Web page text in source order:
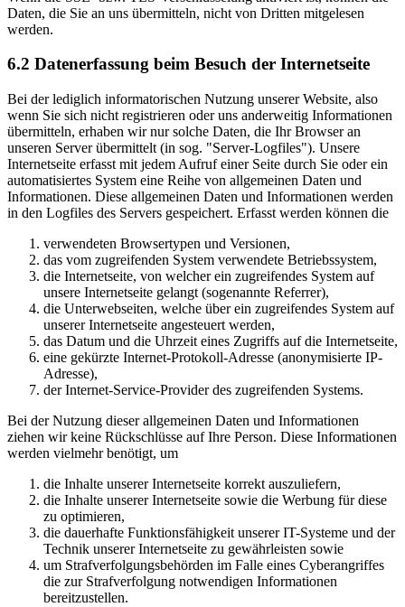
Daten, die Sie an uns übermitteln, nicht von Dritten mitgelesen
werden.
6.2 Datenerfassung beim Besuch der Internetseite
Bei der lediglich informatorischen Nutzung unserer Website, also
wenn Sie sich nicht registrieren oder uns anderweitig Informationen
übermitteln, erhaben wir nur solche Daten, die Ihr Browser an
unseren Server übermittelt (in sog. "Server-Logfiles"). Unsere
Internetseite erfasst mit jedem Aufruf einer Seite durch Sie oder ein
automatisiertes System eine Reihe von allgemeinen Daten und
Informationen. Diese allgemeinen Daten und Informationen werden
in den Logfiles des Servers gespeichert. Erfasst werden können die
verwendeten Browsertypen und Versionen,
das vom zugreifenden System verwendete Betriebssystem,
die Internetseite, von welcher ein zugreifendes System auf
unsere Internetseite gelangt (sogenannte Referrer),
die Unterwebseiten, welche über ein zugreifendes System auf
unserer Internetseite angesteuert werden,
das Datum und die Uhrzeit eines Zugriffs auf die Internetseite,
eine gekürzte Internet-Protokoll-Adresse (anonymisierte IP-
Adresse),
der Internet-Service-Provider des zugreifenden Systems.
Bei der Nutzung dieser allgemeinen Daten und Informationen
ziehen wir keine Rückschlüsse auf Ihre Person. Diese Informationen
werden vielmehr benötigt, um
die Inhalte unserer Internetseite korrekt auszuliefern,
die Inhalte unserer Internetseite sowie die Werbung für diese
zu optimieren,
die dauerhafte Funktionsfähigkeit unserer IT-Systeme und der
Technik unserer Internetseite zu gewährleisten sowie
um Strafverfolgungsbehörden im Falle eines Cyberangriffes
die zur Strafverfolgung notwendigen Informationen
bereitzustellen.